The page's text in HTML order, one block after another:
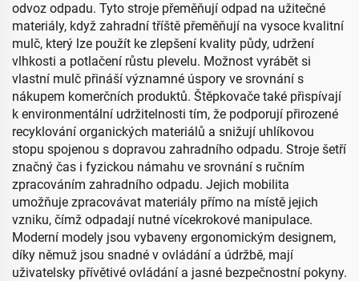
odvoz odpadu. Tyto stroje přeměňují odpad na užitečné
materiály, když zahradní tříště přeměňují na vysoce kvalitní
mulč, který lze použít ke zlepšení kvality půdy, udržení
vlhkosti a potlačení růstu plevelu. Možnost vyrábět si
vlastní mulč přináší významné úspory ve srovnání s
nákupem komerčních produktů. Štěpkovače také přispívají
k environmentální udržitelnosti tím, že podporují přirozené
recyklování organických materiálů a snižují uhlíkovou
stopu spojenou s dopravou zahradního odpadu. Stroje šetří
značný čas i fyzickou námahu ve srovnání s ručním
zpracováním zahradního odpadu. Jejich mobilita
umožňuje zpracovávat materiály přímo na místě jejich
vzniku, čímž odpadají nutné vícekrokové manipulace.
Moderní modely jsou vybaveny ergonomickým designem,
díky němuž jsou snadné v ovládání a údržbě, mají
uživatelsky přívětivé ovládání a jasné bezpečnostní pokyny.